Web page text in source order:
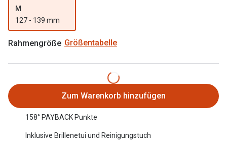
Brillenpass richtig lesen
Alle Brillen Ratgeber
Angebote
Brillen 2 für 1
20% auf selbsttönende Gläser
Back to School: 50% auf die zweite Kinderbrille
Trends
Randlose
M
127 - 139 mm
Rahmengröße Größentabelle
Zum Warenkorb hinzufügen
158° PAYBACK Punkte
Inklusive Brillenetui und Reinigungstuch